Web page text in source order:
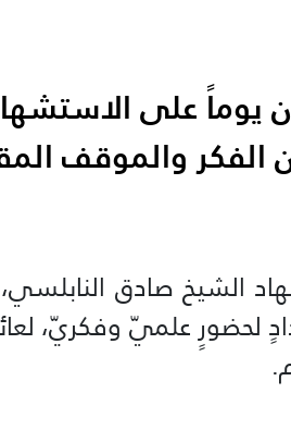
يوماً على
الفكر والموقف
الشيخ صادق
لحضورٍ علميّ وفكريّ،